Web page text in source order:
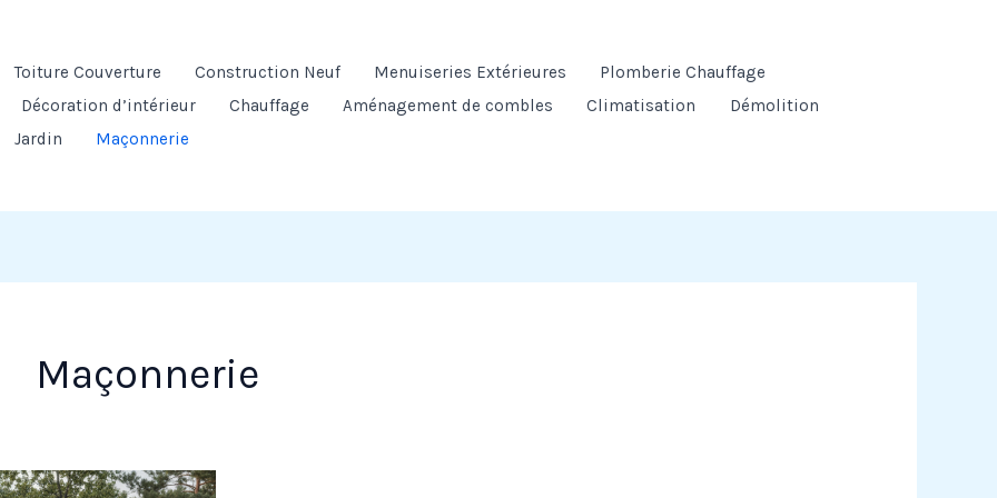
Toiture Couverture Construction Neuf Menuiseries Extérieures
Plomberie Chauffage
Décoration d’intérieur Chauffage Aménagement de combles Climatisation
Démolition
Jardin Maçonnerie
Maçonnerie